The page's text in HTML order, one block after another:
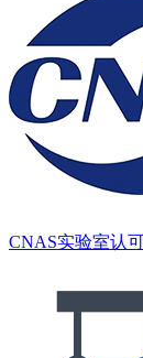
CNAS实验室认